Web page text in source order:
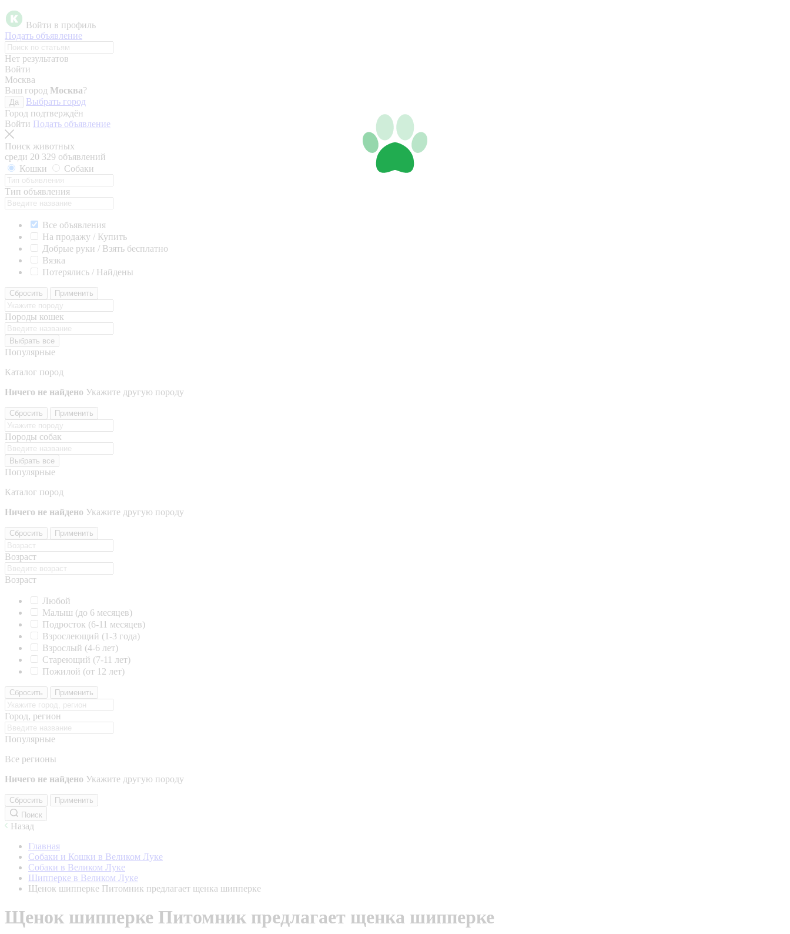
Войти в профиль
Подать объявление
Нет результатов
Войти
Москва
Ваш город Москва?
Да
Выбрать город
Город подтверждён
Войти Подать объявление
Поиск животных
среди 20 329 объявлений
Кошки
Собаки
Тип объявления
Все объявления
На продажу / Купить
Добрые руки / Взять бесплатно
Вязка
Потерялись / Найдены
Сбросить Применить
Породы кошек
Выбрать все
Популярные
Каталог пород
Ничего не найдено Укажите другую породу
Сбросить Применить
Породы собак
Выбрать все
Популярные
Каталог пород
Ничего не найдено Укажите другую породу
Сбросить Применить
Возраст
Возраст
Любой
Малыш (до 6 месяцев)
Подросток (6-11 месяцев)
Взрослеющий (1-3 года)
Взрослый (4-6 лет)
Стареющий (7-11 лет)
Пожилой (от 12 лет)
Сбросить Применить
Город, регион
Популярные
Все регионы
Ничего не найдено Укажите другую породу
Сбросить
Применить
Поиск
Назад
Главная
Собаки и Кошки в Великом Луке
Собаки в Великом Луке
Шипперке в Великом Луке
Щенок шипперке Питомник предлагает щенка шипперке
Щенок шипперке Питомник предлагает щенка шипперке